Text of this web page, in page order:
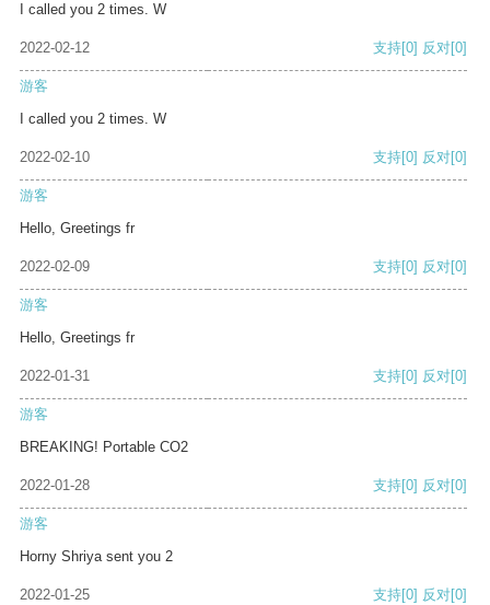
I called you 2 times. W
2022-02-12 支持[0] 反对[0]
游客
I called you 2 times. W
2022-02-10 支持[0] 反对[0]
游客
Hello, Greetings fr
2022-02-09 支持[0] 反对[0]
游客
Hello, Greetings fr
2022-01-31 支持[0] 反对[0]
游客
BREAKING! Portable CO2
2022-01-28 支持[0] 反对[0]
游客
Horny Shriya sent you 2
2022-01-25 支持[0] 反对[0]